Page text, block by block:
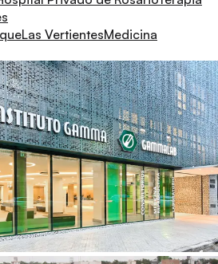
Las VertientesMedicina